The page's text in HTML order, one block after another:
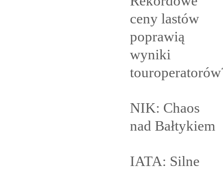
ceny lastów
poprawią
wyniki
NIK: Chaos
nad Bałtykiem
IATA: Silne